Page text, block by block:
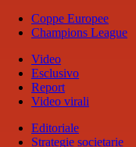
Coppe Europee
Champions League
Video
Esclusivo
Report
Video virali
Editoriale
Strategie societarie